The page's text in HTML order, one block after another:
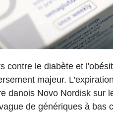
contre le diabète et
majeur.
danois Novo Nordisk sur
de génériques à bas